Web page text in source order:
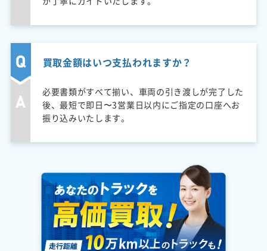
買取金額はいつ支払われますか？
必要書類がすべて揃い、車両の引き渡しが完了した
後、最短で即日〜3営業日以内にご指定の口座へお
振り込みいたします。